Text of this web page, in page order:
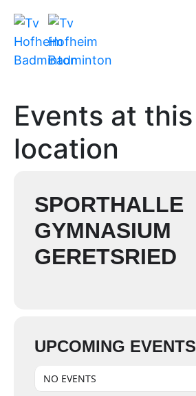
Events at this
location
SPORTHALLE
GYMNASIUM
GERETSRIED
UPCOMING EVENTS
NO EVENTS